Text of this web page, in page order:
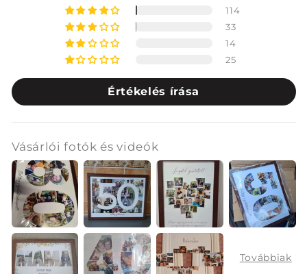
114
33
14
25
Értékelés írása
Vásárlói fotók és videók